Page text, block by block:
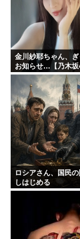
金川紗耶ちゃん、
お知らせ…【乃木坂
ロシアさん、国民
しはじめる